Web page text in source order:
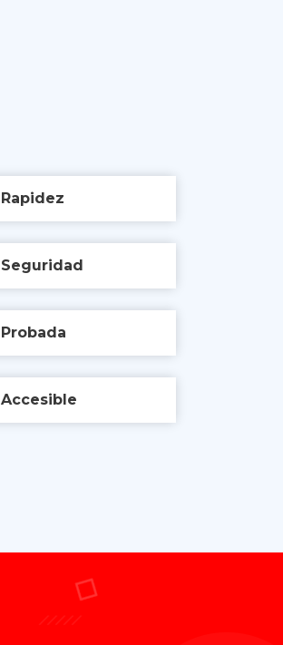
Rapidez
Seguridad
Probada
Accesible